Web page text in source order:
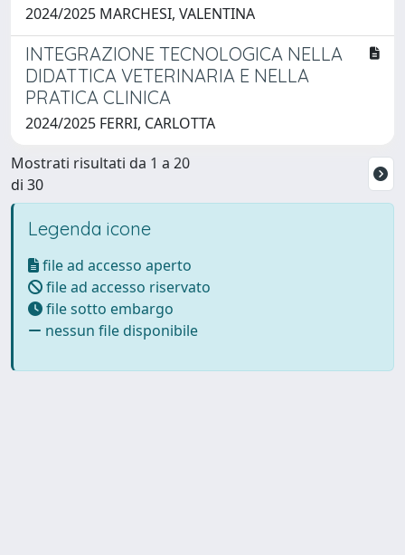
2024/2025 MARCHESI, VALENTINA
INTEGRAZIONE TECNOLOGICA NELLA
DIDATTICA VETERINARIA E NELLA
PRATICA CLINICA
2024/2025 FERRI, CARLOTTA
Mostrati risultati da 1 a 20
di 30
Legenda icone
file ad accesso aperto
file ad accesso riservato
file sotto embargo
nessun file disponibile